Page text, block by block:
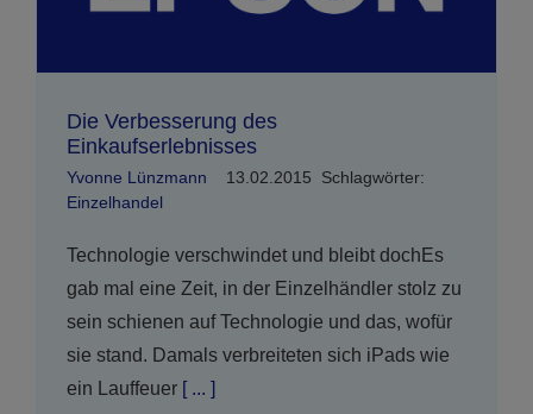
Die Verbesserung des
Einkaufserlebnisses
Yvonne Lünzmann 13.02.2015
Schlagwörter:
Einzelhandel
Technologie verschwindet und bleibt dochEs
gab mal eine Zeit, in der Einzelhändler stolz zu
sein schienen auf Technologie und das, wofür
sie stand. Damals verbreiteten sich iPads wie
ein Lauffeuer[ ... ]